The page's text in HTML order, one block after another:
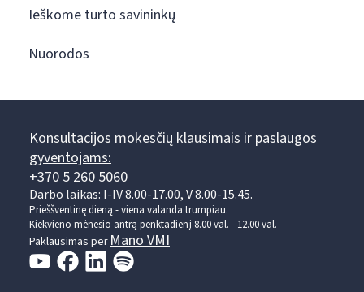
Ieškome turto savininkų
Nuorodos
Konsultacijos mokesčių klausimais ir paslaugos
gyventojams:
+370 5 260 5060
Darbo laikas: I-IV 8.00-17.00, V 8.00-15.45.
Prieššventinę dieną - viena valanda trumpiau.
Kiekvieno mėnesio antrą penktadienį 8.00 val. - 12.00 val.
Paklausimas per Mano VMI